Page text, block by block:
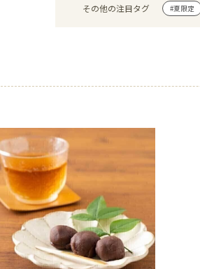
その他の注目タグ #夏限定